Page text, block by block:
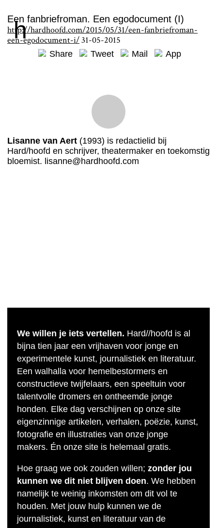
h
Een fanbriefroman. Een egodocument (I)
http://hardhoofd.com/2015/05/31/een-fanbriefroman-
een-egodocument-i/31-05-2015
Share Tweet Mail App
Lisanne van Aert (1993) is redactielid bij
Hard/hoofd en schrijver, theatermaker en toekomstig
bloemist. lisanne@hardhoofd.com
We willen je iets vertellen. Hard//hoofd is al
bijna tien jaar een vrijhaven voor jonge en
experimentele kunst, journalistiek en literatuur.
Een walhalla voor hemelbestormers en
constructieve twijfelaars, een speeltuin voor
talentvolle dromers en ontheemde jonge
honden. Elke dag verschijnen op onze site
eigenzinnige artikelen, verhalen, poëzie, kunst,
fotografie en illustraties van onze jonge
makers. Én onze site is helemaal gratis.
Hoe graag we ook zouden willen; zonder jou
kunnen we dit niet blijven doen. We hebben
namelijk te weinig inkomsten om dit vol te
houden. Met jouw hulp kunnen we de
journalistiek, kunst en literatuur van de